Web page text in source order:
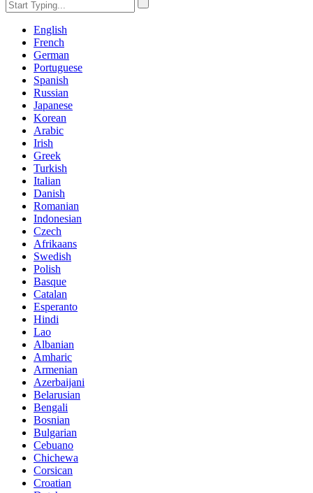
English
French
German
Portuguese
Spanish
Russian
Japanese
Korean
Arabic
Irish
Greek
Turkish
Italian
Danish
Romanian
Indonesian
Czech
Afrikaans
Swedish
Polish
Basque
Catalan
Esperanto
Hindi
Lao
Albanian
Amharic
Armenian
Azerbaijani
Belarusian
Bengali
Bosnian
Bulgarian
Cebuano
Chichewa
Corsican
Croatian